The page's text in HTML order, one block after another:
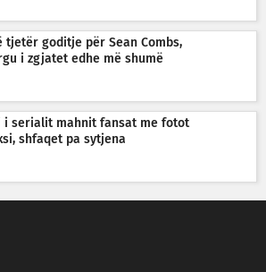
tjetër goditje për Sean Combs,
i zgjatet edhe më shumë
i serialit mahnit fansat me fotot
shfaqet pa sytjena